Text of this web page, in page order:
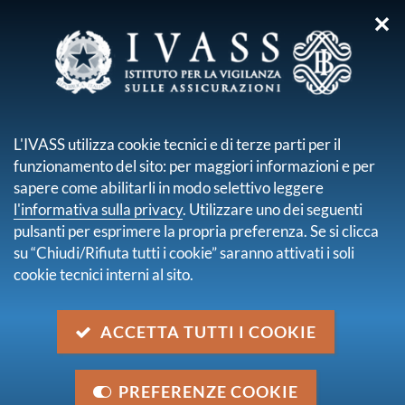
sei qui:
Lettere al mercato
Lettera al mercato del 19 maggio 2015
Lettera al mercato del 19
maggio 2015
Indagine su polizze r.c. auto gratuite offerte con
l'acquisto di autovetture. Indicazioni alle imprese
Categoria
Normativa secondaria emanata da IVASS - Lettere al
✕
L'IVASS utilizza cookie tecnici e di terze parti per il
funzionamento del sito: per maggiori informazioni e per
sapere come abilitarli in modo selettivo leggere
l'informativa sulla privacy. Utilizzare uno dei seguenti
pulsanti per esprimere la propria preferenza. Se si clicca
su “Chiudi/Rifiuta tutti i cookie” saranno attivati i soli
cookie tecnici interni al sito.
ACCETTA TUTTI I COOKIE
PREFERENZE COOKIE